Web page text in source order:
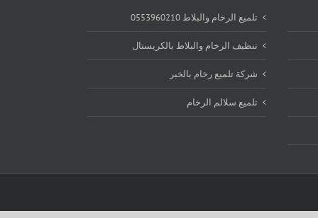
تلميع الرخام والبلاط 0553960210
تنظيف الرخام والبلاط بالكريستال
شركة تلميع رخام بالخبر
تلميع سلالم الرخام